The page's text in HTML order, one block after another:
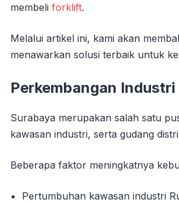
membeli forklift.
Melalui artikel ini, kami akan
menawarkan solusi terbaik untuk
Perkembangan
Surabaya merupakan salah satu
kawasan industri, serta gudang
Beberapa faktor meningkatnya
Pertumbuhan kawasan industri